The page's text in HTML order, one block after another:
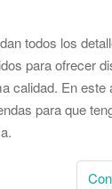
todos los
para ofrecer
calidad. En este
para que